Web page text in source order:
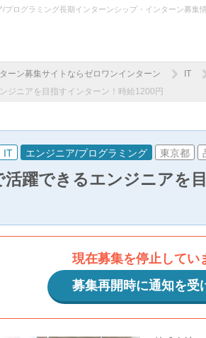
プログラミング長期インターンシップ・インターン募集
ーン募集サイトならゼロワンインターン IT
ジニアを目指すインターン！時給1200円
IT エンジニア/プログラミング 東京都
活躍できるエンジニアを
現在募集を停止してい
募集再開時に通知を受